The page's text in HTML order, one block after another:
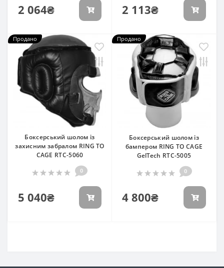
2 064₴ 2 113₴
Продано
Боксерський шолом із
захисним забралом RING TO
CAGE RTC-5060
0
5 040₴
Продано
Боксерський шолом із
бампером RING TO CAGE
GelTech RTC-5005
0
4 800₴